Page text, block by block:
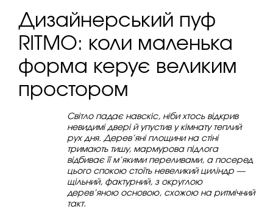
Дизайнерський пуф
RITMO: коли маленька
форма керує великим
простором
Світло падає навскіс, ніби хтось відкрив
невидимі двері й упустив у кімнату теплий
рух дня. Дерев’яні площини на стіні
тримають тишу, мармурова підлога
відбиває її м’якими переливами, а посеред
цього спокою стоїть невеликий циліндр —
щільний, фактурний, з округлою
дерев’яною основою, схожою на ритмічний
такт.